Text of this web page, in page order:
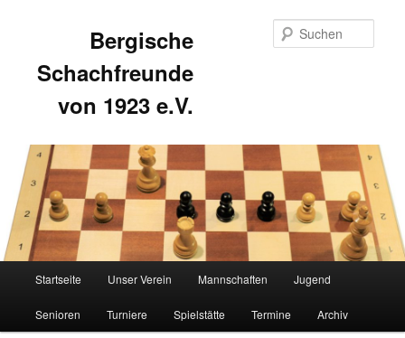
Bergische
Schachfreunde
von 1923 e.V.
Zum
primären
Zum
sekundären
Startseite Unser Verein Mannschaften Jugend
Senioren Turniere Spielstätte Termine Archiv